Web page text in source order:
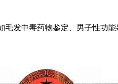
发中毒药物鉴定、男子性功